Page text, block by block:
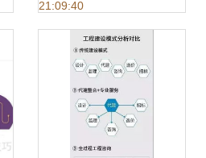
21:09:40